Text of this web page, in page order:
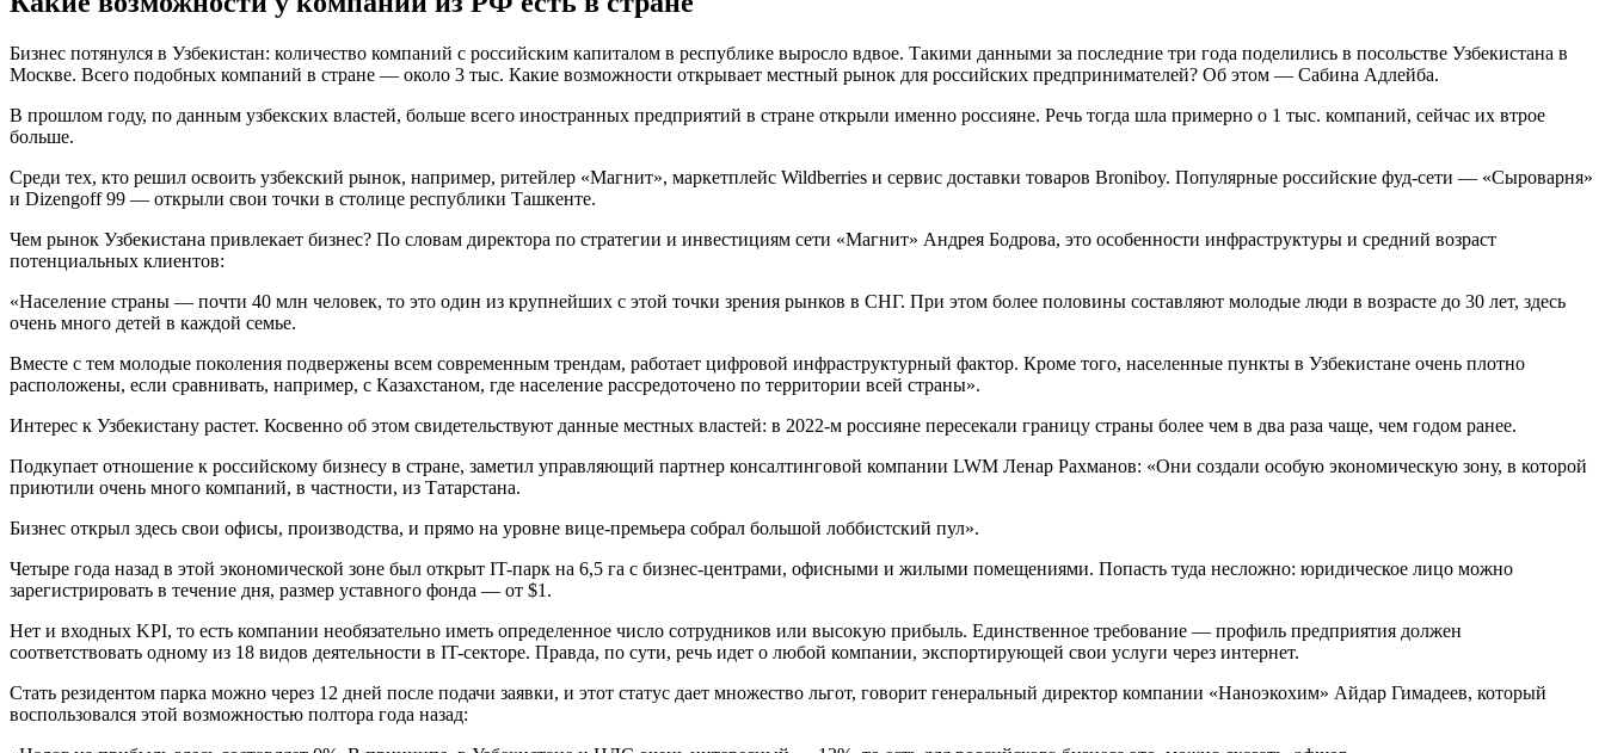
Бизнес потянулся в Узбекистан: количество компаний с российским капиталом в республике выросло вдвое. Такими данными за последние три года поделились в посольстве Узбекистана в
Москве. Всего подобных компаний в стране — около 3 тыс. Какие возможности открывает местный рынок для российских предпринимателей? Об этом — Сабина Адлейба.
В прошлом году, по данным узбекских властей, больше всего иностранных предприятий в стране открыли именно россияне. Речь тогда шла примерно о 1 тыс. компаний, сейчас их втрое
больше.
Среди тех, кто решил освоить узбекский рынок, например, ритейлер «Магнит», маркетплейс Wildberries и сервис доставки товаров Broniboy. Популярные российские фуд-сети — «Сыроварня»
и Dizengoff 99 — открыли свои точки в столице республики Ташкенте.
Чем рынок Узбекистана привлекает бизнес? По словам директора по стратегии и инвестициям сети «Магнит» Андрея Бодрова, это особенности инфраструктуры и средний возраст
потенциальных клиентов:
«Население страны — почти 40 млн человек, то это один из крупнейших с этой точки зрения рынков в СНГ. При этом более половины составляют молодые люди в возрасте до 30 лет, здесь
очень много детей в каждой семье.
Вместе с тем молодые поколения подвержены всем современным трендам, работает цифровой инфраструктурный фактор. Кроме того, населенные пункты в Узбекистане очень плотно
расположены, если сравнивать, например, с Казахстаном, где население рассредоточено по территории всей страны».
Интерес к Узбекистану растет. Косвенно об этом свидетельствуют данные местных властей: в 2022-м россияне пересекали границу страны более чем в два раза чаще, чем годом ранее.
Подкупает отношение к российскому бизнесу в стране, заметил управляющий партнер консалтинговой компании LWM Ленар Рахманов: «Они создали особую экономическую зону, в которой
приютили очень много компаний, в частности, из Татарстана.
Бизнес открыл здесь свои офисы, производства, и прямо на уровне вице-премьера собрал большой лоббистский пул».
Четыре года назад в этой экономической зоне был открыт IT-парк на 6,5 га с бизнес-центрами, офисными и жилыми помещениями. Попасть туда несложно: юридическое лицо можно
зарегистрировать в течение дня, размер уставного фонда — от $1.
Нет и входных KPI, то есть компании необязательно иметь определенное число сотрудников или высокую прибыль. Единственное требование — профиль предприятия должен
соответствовать одному из 18 видов деятельности в IT-секторе. Правда, по сути, речь идет о любой компании, экспортирующей свои услуги через интернет.
Стать резидентом парка можно через 12 дней после подачи заявки, и этот статус дает множество льгот, говорит генеральный директор компании «Наноэкохим» Айдар Гимадеев, который
воспользовался этой возможностью полтора года назад: